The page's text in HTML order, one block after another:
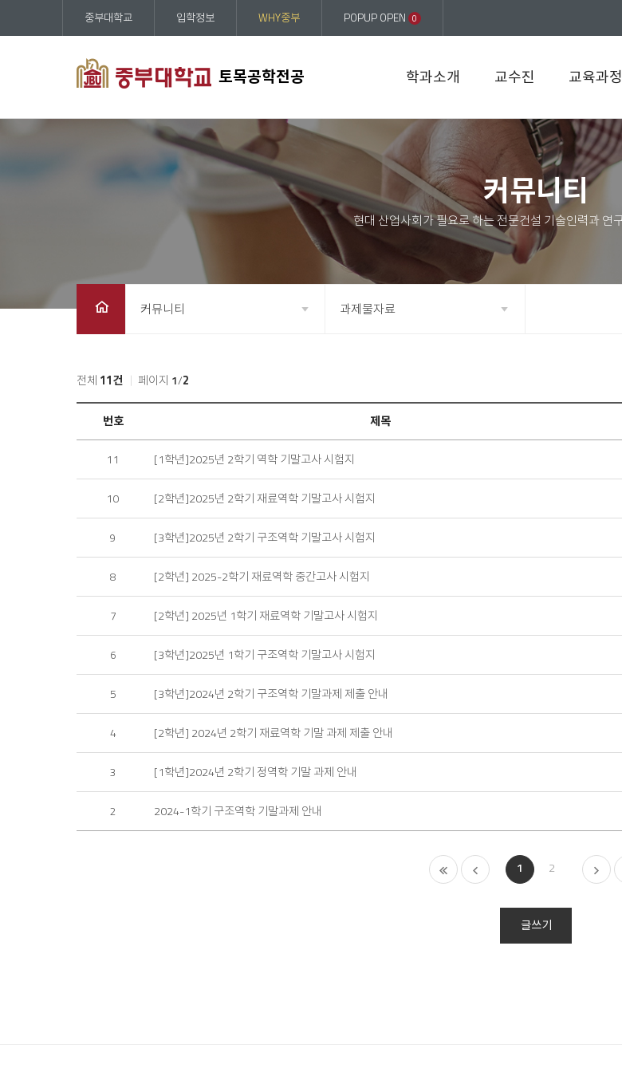
토목공학전공
중부대학교 입학정보 WHY중부 POPUP OPEN 0
학과소개 교수진 교육과정
커뮤니티
커뮤니티 과제물자료
전체 11건 페이지 1/2
물
료
번호 제목
11 [1학년]2025년 2학기 역학 기말고사 시험지
10 [2학년]2025년 2학기 재료역학 기말고사 시험지
9 [3학년]2025년 2학기 구조역학 기말고사 시험지
8 [2학년] 2025-2학기 재료역학 중간고사 시험지
7 [2학년] 2025년 1학기 재료역학 기말고사 시험지
6 [3학년]2025년 1학기 구조역학 기말고사 시험지
5 [3학년]2024년 2학기 구조역학 기말과제 제출 안내
4 [2학년] 2024년 2학기 재료역학 기말 과제 제출 안내
3 [1학년]2024년 2학기 정역학 기말 과제 안내
2 2024-1학기 구조역학 기말과제 안내
1 2
글쓰기